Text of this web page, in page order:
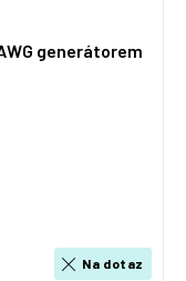
generátorem
Na dotaz